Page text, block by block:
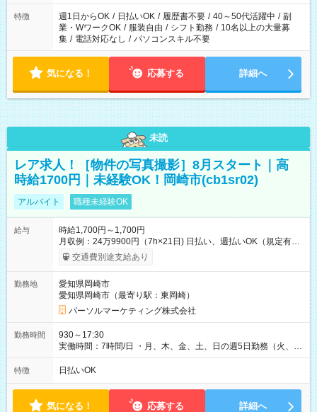
特徴 週1日からOK / 日払いOK / 履歴書不要 / 40～50代活躍中 / 副
業・WワークOK / 服装自由 / シフト勤務 / 10名以上の大量募
集 / 電話対応なし / パソコンスキル不要
気になる！ 応募する 詳細へ
未読
レア求人！［物件の写真撮影］8月スタート｜高
時給1700円｜未経験OK！岡崎市(cb1sr02)
アルバイト 職種未経験OK
給与
時給1,700円～1,700円
月収例：24万9900円（7h×21日) 日払い、週払いOK（規定有
り） 【試用期間】試用期間なし
交通費別途支給あり
勤務地
愛知県岡崎市
愛知県岡崎市（最寄り駅：東岡崎）
パーソルマーケティング株式会社
勤務時間
930～17:30
実働時間：7時間/日 ・月、木、金、土、日の週5日勤務（火、水
は固定休です／夏季、年末年始等、長期休暇有り！） ・ワンシ
フト！ 残業ほぼナシ（0～5h/月）
特徴 日払いOK
気になる！ 応募する 詳細へ